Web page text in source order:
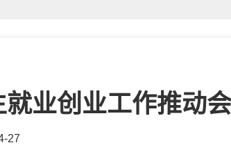
业创业工作推动会
27